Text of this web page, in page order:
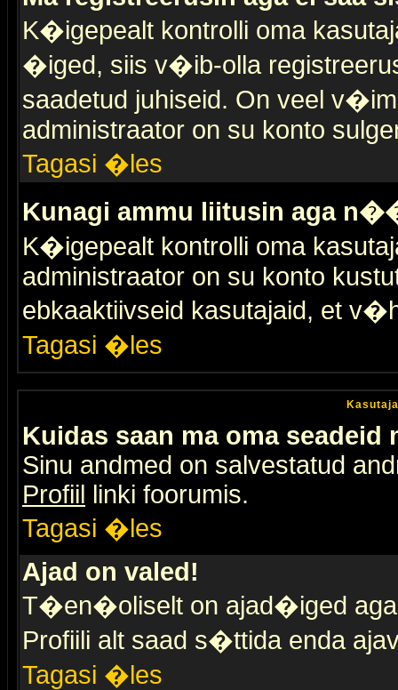
K�igepealt kontrolli oma
�iged, siis v�ib-olla
saadetud juhiseid. On veel
administraator on su konto
Tagasi �les
Kunagi ammu liitusin aga
K�igepealt kontrolli oma
administraator on su konto
ebkaaktiivseid kasutajaid, et
Tagasi �les
Kuidas saan ma oma seadeid
Sinu andmed on salvestatud
Profiil linki foorumis.
Tagasi �les
Ajad on valed!
T�en�oliselt on ajad�iged
Profiili alt saad s�ttida enda
Tagasi �les